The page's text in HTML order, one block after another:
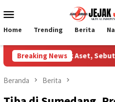
ke
Mobile
Home Trending Berita
Breaking News
Polemik Aset, Sebut
Beranda Berita